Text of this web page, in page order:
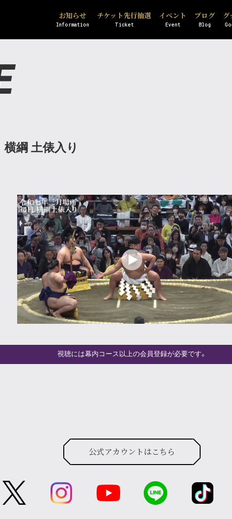
お知らせ
Information
チケット先行抽選
Ticket
イベント
Event
ブログ
Blog
グ
綱 土俵入り
視聴には幕内コース以上の会員登録が必要です。
公式アカウントはこちら